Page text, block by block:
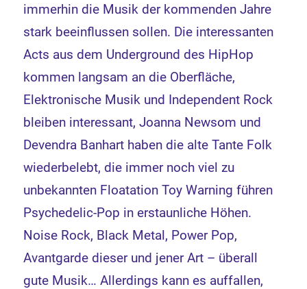
immerhin die Musik der kommenden Jahre
stark beeinflussen sollen. Die interessanten
Acts aus dem Underground des HipHop
kommen langsam an die Oberfläche,
Elektronische Musik und Independent Rock
bleiben interessant, Joanna Newsom und
Devendra Banhart haben die alte Tante Folk
wiederbelebt, die immer noch viel zu
unbekannten Floatation Toy Warning führen
Psychedelic-Pop in erstaunliche Höhen.
Noise Rock, Black Metal, Power Pop,
Avantgarde dieser und jener Art – überall
gute Musik… Allerdings kann es auffallen,